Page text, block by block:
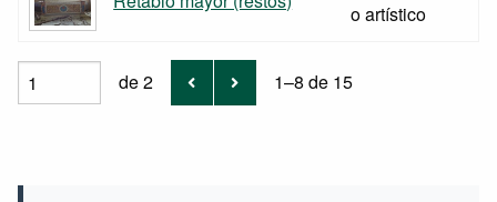
o artístico
de 2 1–8 de 15